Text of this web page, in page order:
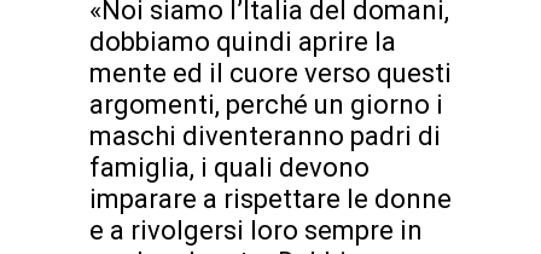
«Noi siamo l’Italia del domani,
dobbiamo quindi aprire la
mente ed il cuore verso questi
argomenti, perché un giorno i
maschi diventeranno padri di
famiglia, i quali devono
imparare a rispettare le donne
e a rivolgersi loro sempre in